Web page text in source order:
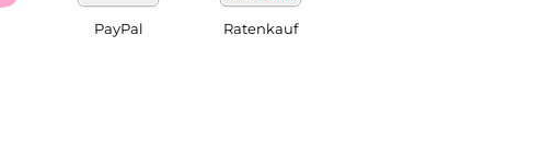
PayPal Ratenkauf